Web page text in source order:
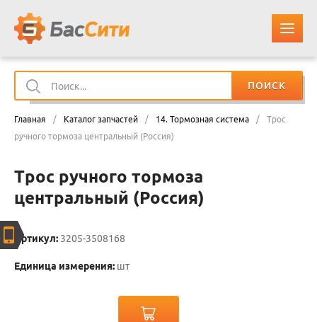
ПОИСК
Главная / Каталог запчастей / 14. Тормозная система /
Трос
ручного тормоза центральный (Россия)
Трос ручного тормоза
центральный (Россия)
Артикул: 3205-3508168
Единица измерения: шт
КАТАЛОГ ЗАПЧАСТЕЙ
ОПЛАТА И ДОСТАВКА